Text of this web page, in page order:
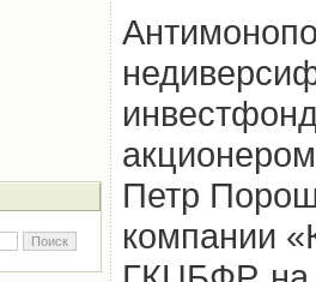
Петр
компании